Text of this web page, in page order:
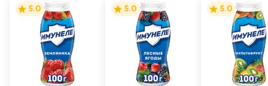
5.0 5.0 5.0